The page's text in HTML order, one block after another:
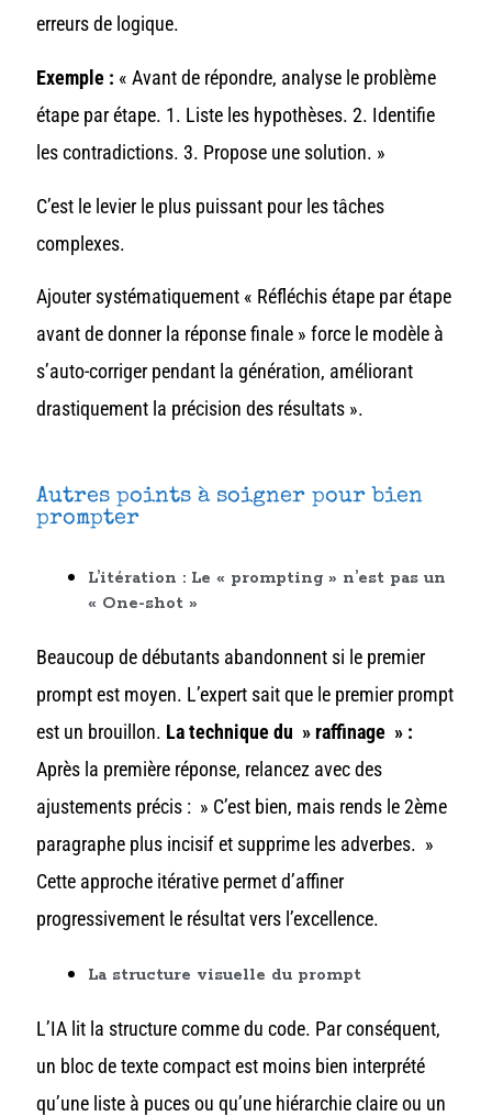
erreurs de logique.
Exemple : « Avant de répondre, analyse le problème
étape par étape. 1. Liste les hypothèses. 2. Identifie
les contradictions. 3. Propose une solution. »
C’est le levier le plus puissant pour les tâches
complexes.
Ajouter systématiquement « Réfléchis étape par étape
avant de donner la réponse finale » force le modèle à
s’auto-corriger pendant la génération, améliorant
drastiquement la précision des résultats ».
Autres points à soigner pour bien
prompter
L’itération : Le « prompting » n’est pas un
« One-shot »
Beaucoup de débutants abandonnent si le premier
prompt est moyen. L’expert sait que le premier prompt
est un brouillon. La technique du » raffinage » :
Après la première réponse, relancez avec des
ajustements précis : » C’est bien, mais rends le 2ème
paragraphe plus incisif et supprime les adverbes. »
Cette approche itérative permet d’affiner
progressivement le résultat vers l’excellence.
La structure visuelle du prompt
L’IA lit la structure comme du code. Par conséquent,
un bloc de texte compact est moins bien interprété
qu’une liste à puces ou qu’une hiérarchie claire ou un